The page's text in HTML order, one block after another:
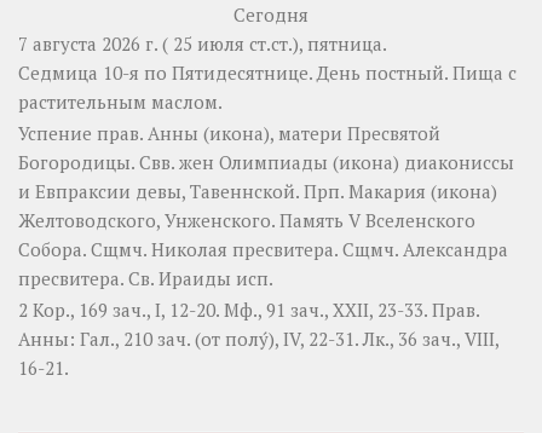
Сегодня
7 августа 2026 г. ( 25 июля ст.ст.), пятница.
Седмица 10-я по Пятидесятнице. День постный. Пища с
растительным маслом.
Успение прав. Анны (икона), матери Пресвятой
Богородицы. Свв. жен Олимпиады (икона) диакониссы
и Евпраксии девы, Тавеннской. Прп. Макария (икона)
Желтоводского, Унженского. Память V Вселенского
Собора. Сщмч. Николая пресвитера. Сщмч. Александра
пресвитера. Св. Ираиды исп.
2 Кор., 169 зач., I, 12-20. Мф., 91 зач., XXII, 23-33. Прав.
Анны: Гал., 210 зач. (от полу́), IV, 22-31. Лк., 36 зач., VIII,
16-21.